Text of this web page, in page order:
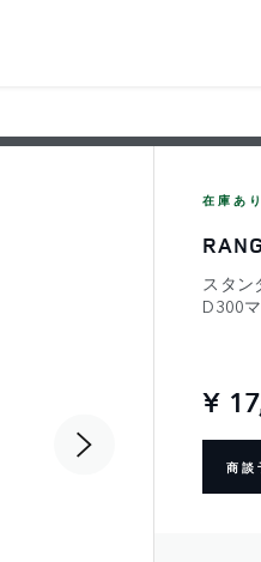
在庫あり
スタン
D300
¥
商談